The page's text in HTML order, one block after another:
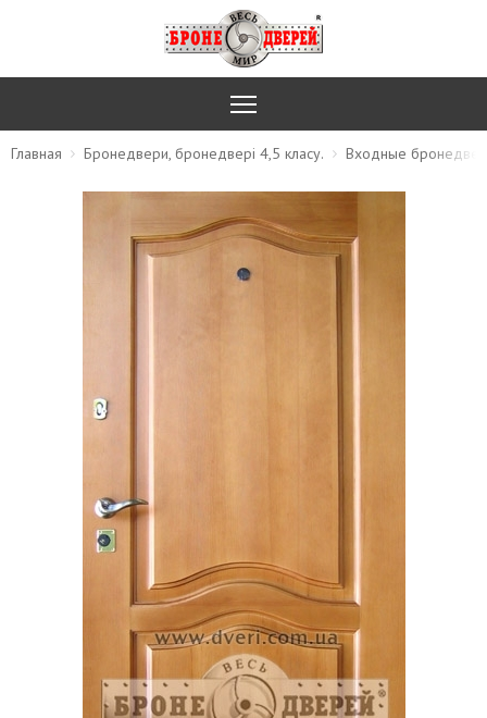
Главная Бронедвери, бронедвері 4,5 класу. Входные